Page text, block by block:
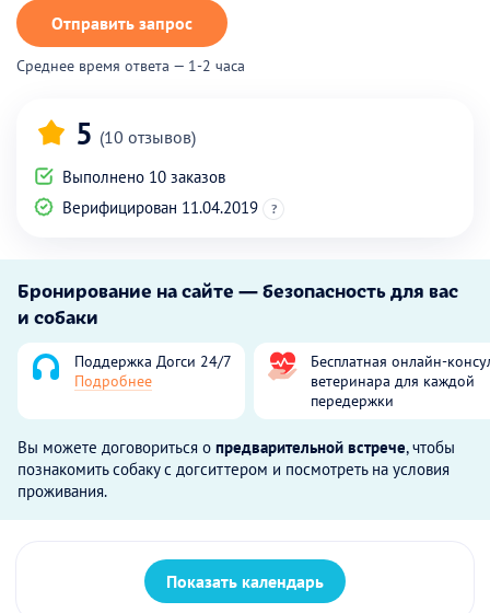
Отправить запрос
Среднее время ответа — 1-2 часа
5 (10 отзывов)
Выполнено 10 заказов
Верифицирован 11.04.2019
?
Бронирование на сайте — безопасность для вас
и собаки
Поддержка Догси 24/7
Подробнее
Бесплатная онлайн-
ветеринара для каждой
передержки
Вы можете договориться о предварительной встрече, чтобы
познакомить собаку с догситтером и посмотреть на условия
проживания.
Показать календарь